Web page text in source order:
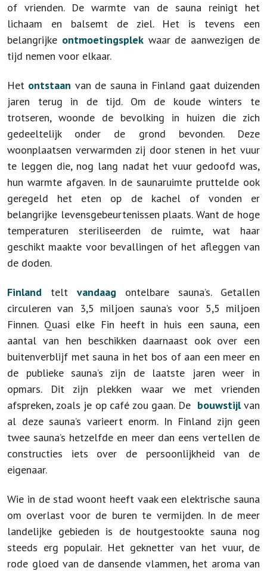
of vrienden. De warmte van de sauna reinigt het
lichaam en balsemt de ziel. Het is tevens een
belangrijke ontmoetingsplekwaar de aanwezigen de
tijd nemen voor elkaar.
Het ontstaan van de sauna in Finland gaat duizenden
jaren terug in de tijd. Om de koude winters te
trotseren, woonde de bevolking in huizen die zich
gedeeltelijk onder de grond bevonden. Deze
woonplaatsen verwarmden zij door stenen in het vuur
te leggen die, nog lang nadat het vuur gedoofd was,
hun warmte afgaven. In de saunaruimte pruttelde ook
geregeld het eten op de kachel of vonden er
belangrijke levensgebeurtenissen plaats. Want de hoge
temperaturen steriliseerden de ruimte, wat haar
geschikt maakte voor bevallingen of het afleggen van
de doden.
Finland telt vandaag ontelbare sauna’s. Getallen
circuleren van 3,5 miljoen sauna’s voor 5,5 miljoen
Finnen. Quasi elke Fin heeft in huis een sauna, een
aantal van hen beschikken daarnaast ook over een
buitenverblijf met sauna in het bos of aan een meer en
de publieke sauna’s zijn de laatste jaren weer in
opmars. Dit zijn plekken waar we met vrienden
afspreken, zoals je op café zou gaan. De bouwstijlvan
al deze sauna’s varieert enorm. In Finland zijn geen
twee sauna’s hetzelfde en meer dan eens vertellen de
constructies iets over de persoonlijkheid van de
eigenaar.
Wie in de stad woont heeft vaak een elektrische sauna
om overlast voor de buren te vermijden. In de meer
landelijke gebieden is de houtgestookte sauna nog
steeds erg populair. Het geknetter van het vuur, de
rode gloed van de dansende vlammen, het aroma van